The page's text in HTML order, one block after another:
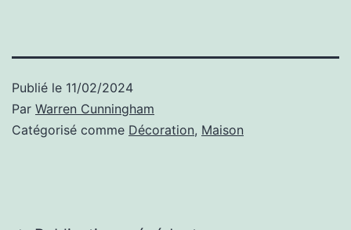
Publié le 11/02/2024
Par Warren Cunningham
Catégorisé comme Décoration, Maison